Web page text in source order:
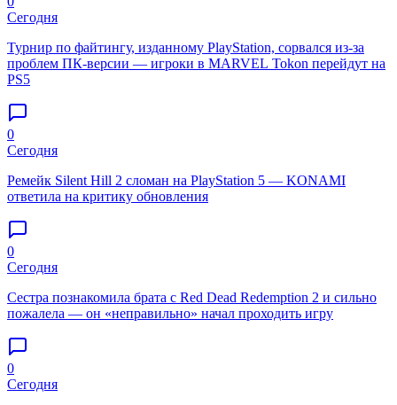
Сегодня
Турнир по файтингу, изданному PlayStation, сорвался из-за
проблем ПК-версии — игроки в MARVEL Tokon перейдут на
PS5
0
Сегодня
Ремейк Silent Hill 2 сломан на PlayStation 5 — KONAMI
ответила на критику обновления
0
Сегодня
Сестра познакомила брата с Red Dead Redemption 2 и сильно
пожалела — он «неправильно» начал проходить игру
0
Сегодня